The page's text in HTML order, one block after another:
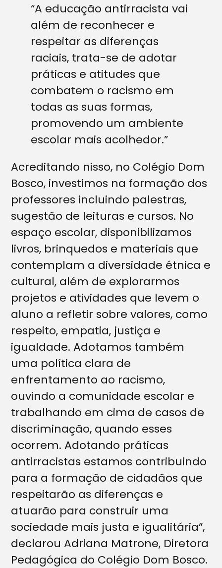
“A educação antirracista vai
além de reconhecer e
respeitar as diferenças
raciais, trata-se de adotar
práticas e atitudes que
combatem o racismo em
todas as suas formas,
promovendo um ambiente
escolar mais acolhedor.”
Acreditando nisso, no Colégio Dom
Bosco, investimos na formação dos
professores incluindo palestras,
sugestão de leituras e cursos. No
espaço escolar, disponibilizamos
livros, brinquedos e materiais que
contemplam a diversidade étnica e
cultural, além de explorarmos
projetos e atividades que levem o
aluno a refletir sobre valores, como
respeito, empatia, justiça e
igualdade. Adotamos também
uma política clara de
enfrentamento ao racismo,
ouvindo a comunidade escolar e
trabalhando em cima de casos de
discriminação, quando esses
ocorrem. Adotando práticas
antirracistas estamos contribuindo
para a formação de cidadãos que
respeitarão as diferenças e
atuarão para construir uma
sociedade mais justa e igualitária”,
declarou Adriana Matrone, Diretora
Pedagógica do Colégio Dom Bosco.